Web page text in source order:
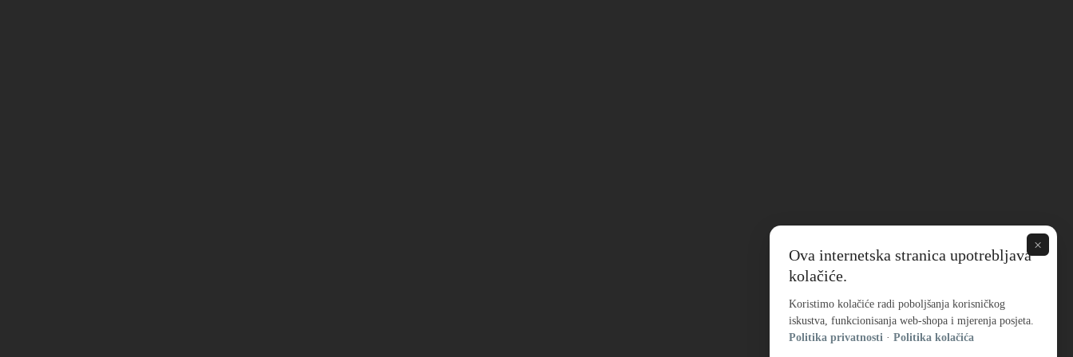
×
Ova internetska stranica upotrebljava
kolačiće.
Koristimo kolačiće radi poboljšanja korisničkog
iskustva, funkcionisanja web-shopa i mjerenja posjeta.
Politika privatnosti · Politika kolačića